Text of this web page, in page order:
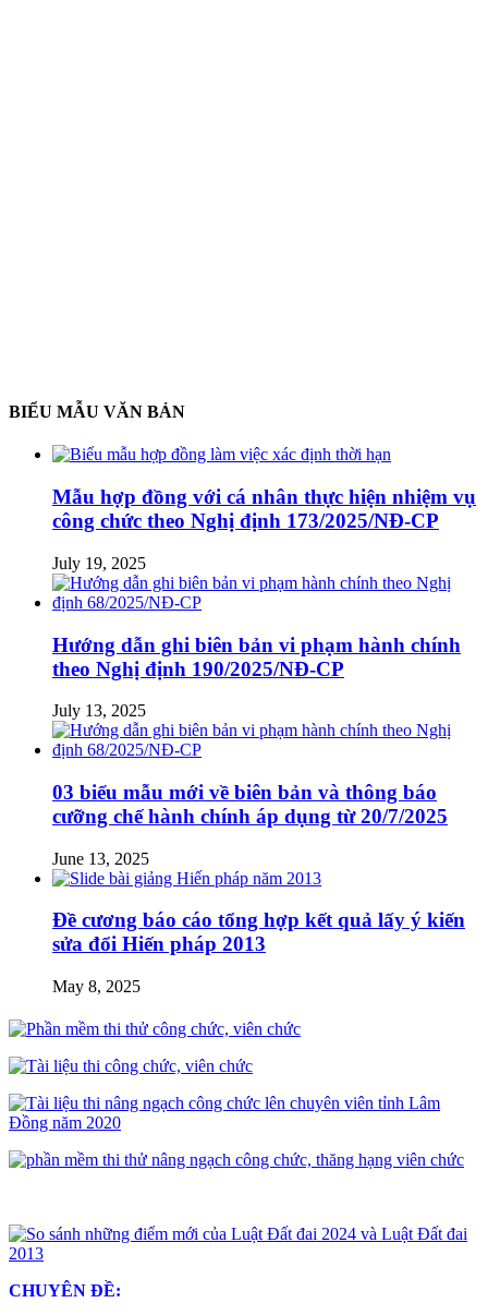
BIỂU MẪU VĂN BẢN
Mẫu hợp đồng với cá nhân thực hiện nhiệm vụ
công chức theo Nghị định 173/2025/NĐ-CP
July 19, 2025
Hướng dẫn ghi biên bản vi phạm hành chính
theo Nghị định 190/2025/NĐ-CP
July 13, 2025
03 biểu mẫu mới về biên bản và thông báo
cưỡng chế hành chính áp dụng từ 20/7/2025
June 13, 2025
Đề cương báo cáo tổng hợp kết quả lấy ý kiến
sửa đổi Hiến pháp 2013
May 8, 2025
CHUYÊN ĐỀ: